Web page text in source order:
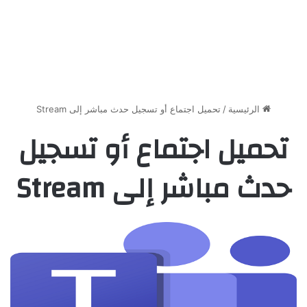
الرئيسية / تحميل اجتماع أو تسجيل حدث مباشر إلى Stream
تحميل اجتماع أو تسجيل
حدث مباشر إلى Stream